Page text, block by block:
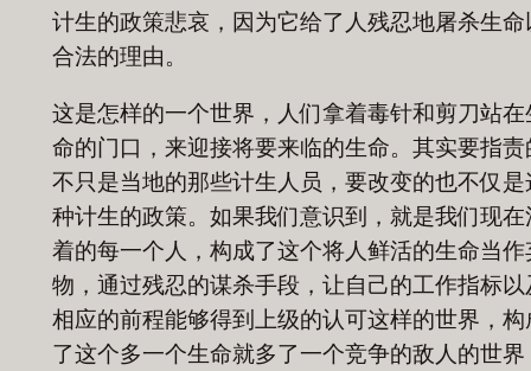
计生的政策悲哀，因为它给了人残忍地屠杀生命
合法的理由。
这是怎样的一个世界，人们拿着毒针和剪刀站在
命的门口，来迎接将要来临的生命。其实要指责
不只是当地的那些计生人员，要改变的也不仅是
种计生的政策。如果我们意识到，就是我们现在
着的每一个人，构成了这个将人鲜活的生命当作
物，通过残忍的谋杀手段，让自己的工作指标以
相应的前程能够得到上级的认可这样的世界，构
了这个多一个生命就多了一个竞争的敌人的世界